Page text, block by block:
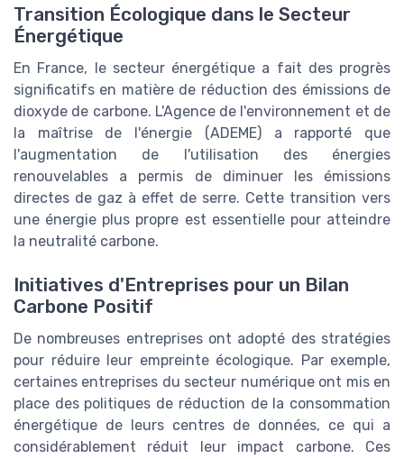
Transition Écologique dans le Secteur
Énergétique
En France, le secteur énergétique a fait des progrès
significatifs en matière de réduction des émissions de
dioxyde de carbone. L'Agence de l'environnement et de
la maîtrise de l'énergie (ADEME) a rapporté que
l'augmentation de l'utilisation des énergies
renouvelables a permis de diminuer les émissions
directes de gaz à effet de serre. Cette transition vers
une énergie plus propre est essentielle pour atteindre
la neutralité carbone.
Initiatives d'Entreprises pour un Bilan
Carbone Positif
De nombreuses entreprises ont adopté des stratégies
pour réduire leur empreinte écologique. Par exemple,
certaines entreprises du secteur numérique ont mis en
place des politiques de réduction de la consommation
énergétique de leurs centres de données, ce qui a
considérablement réduit leur impact carbone. Ces